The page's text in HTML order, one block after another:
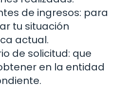
de ingresos: para
tu situación
actual.
de solicitud: que
en la entidad